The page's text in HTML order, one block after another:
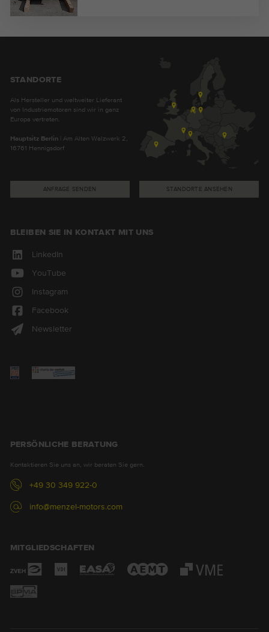
STANDORTE
Als Hersteller und weltweiter Lieferant
von Industriemotoren sind wir in ganz
Europa vertreten.
Hauptsitz Berlin| Am Alten Walzwerk 2,
16761 Hennigsdorf
ANFRAGE SENDEN STANDORTE ANSEHEN
BLEIBEN SIE IN KONTAKT MIT UNS
LinkedIn
YouTube
Instagram
Facebook
Newsletter
PERSÖNLICHE BERATUNG
Kontaktieren Sie uns an, wir beraten Sie gern.
+49 30 349 922-0
info@menzel-motors.com
MITGLIEDSCHAFTEN